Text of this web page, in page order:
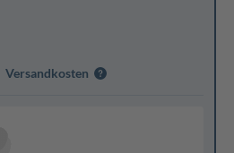
Versandkosten